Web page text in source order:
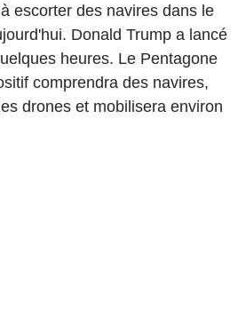
escorter des navires dans le
Donald Trump a lancé
heures. Le Pentagone
comprendra des navires,
drones et mobilisera environ